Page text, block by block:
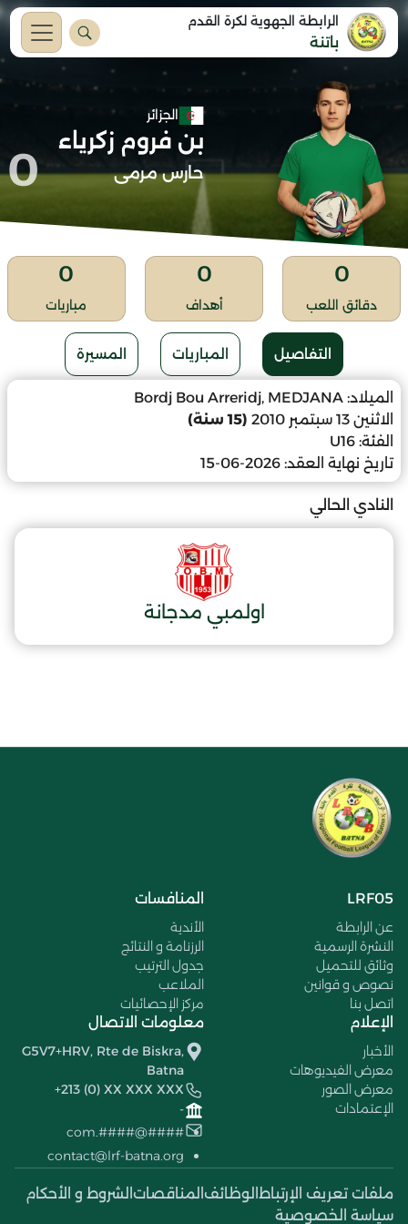
الرابطة الجهوية لكرة القدم
باتنة
الجزائر
بن فروم زكرياء
حارس مرمى 0
0
دقائق اللعب
0
أهداف
0
مباريات
التفاصيل المباريات المسيرة
الميلاد: Bordj Bou Arreridj, MEDJANA
الاثنين 13 سبتمبر 2010
(15 سنة)
الفئة: U16
تاريخ نهاية العقد: 2026-06-15
النادي الحالي
اولمبي مدجانة
LRF05
عن الرابطة
النشرة الرسمية
وثائق للتحميل
نصوص و قوانين
اتصل بنا
المنافسات
الأندية
الرزنامة و النتائج
جدول الترتيب
الملاعب
مركز الإحصائيات
الإعلام
الأخبار
معرض الفيديوهات
معرض الصور
الإعتمادات
معلومات الاتصال
G5V7+HRV, Rte de Biskra,
Batna
+213 (0) XX XXX XXX
-
####@####.com
contact@lrf-batna.org
ملفات تعريف الإرتباط الوظائف المناقصات الشروط و الأحكام
سياسة الخصوصية